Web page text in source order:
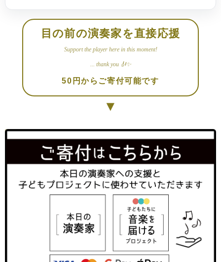
目の前の演奏家を直接応援
Support the player here in this moment!
... thank you 🎻✨
50円からご寄付可能です
▼